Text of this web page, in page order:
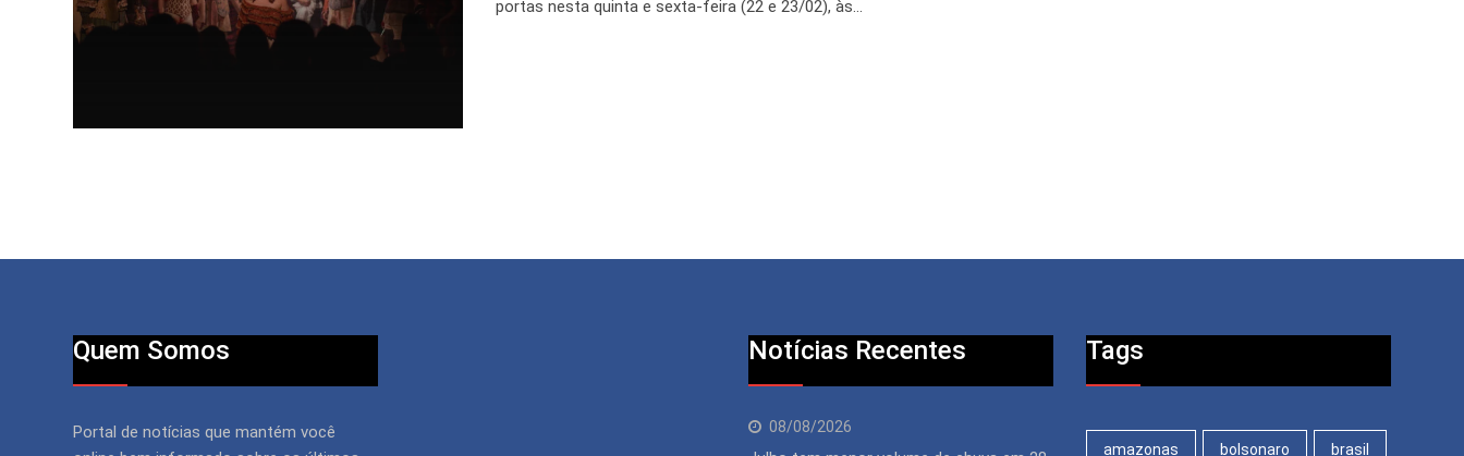
portas nesta quinta e sexta-feira (22 e 23/02), às…
Quem Somos
Portal de notícias que mantém você
Notícias Recentes
08/08/2026
Tags
amazonas bolsonaro brasil